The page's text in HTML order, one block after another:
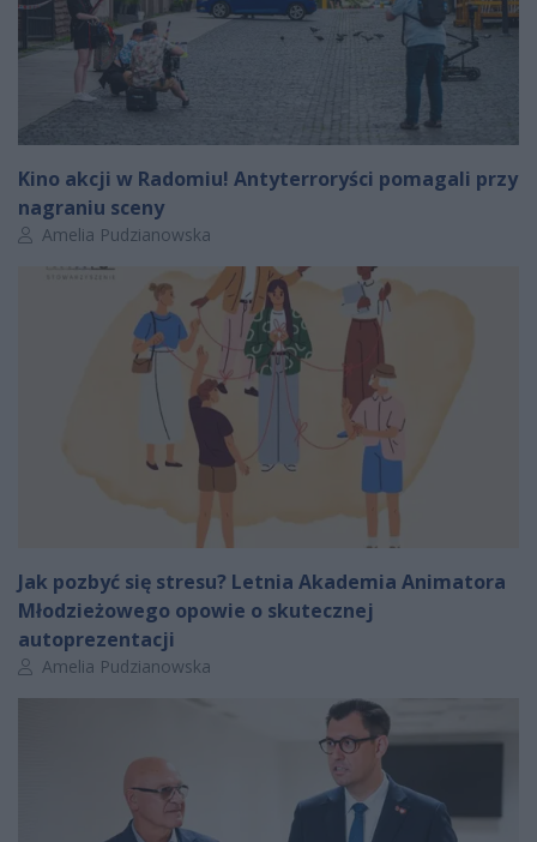
Kino akcji w Radomiu! Antyterroryści pomagali przy
nagraniu sceny
Autor artykułu:
Amelia Pudzianowska
Jak pozbyć się stresu? Letnia Akademia Animatora
Młodzieżowego opowie o skutecznej
autoprezentacji
Autor artykułu:
Amelia Pudzianowska